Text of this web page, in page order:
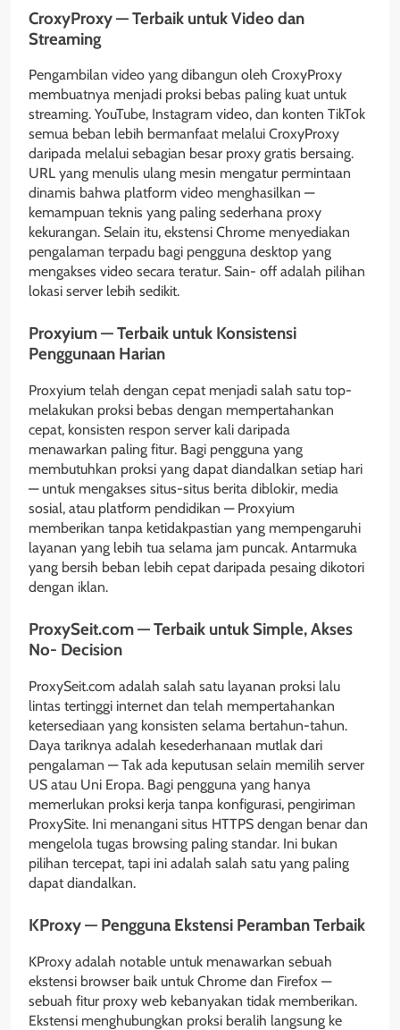
CroxyProxy — Terbaik untuk Video dan
Streaming
Pengambilan video yang dibangun oleh CroxyProxy
membuatnya menjadi proksi bebas paling kuat untuk
streaming. YouTube, Instagram video, dan konten TikTok
semua beban lebih bermanfaat melalui CroxyProxy
daripada melalui sebagian besar proxy gratis bersaing.
URL yang menulis ulang mesin mengatur permintaan
dinamis bahwa platform video menghasilkan —
kemampuan teknis yang paling sederhana proxy
kekurangan. Selain itu, ekstensi Chrome menyediakan
pengalaman terpadu bagi pengguna desktop yang
mengakses video secara teratur. Sain- off adalah pilihan
lokasi server lebih sedikit.
Proxyium — Terbaik untuk Konsistensi
Penggunaan Harian
Proxyium telah dengan cepat menjadi salah satu top-
melakukan proksi bebas dengan mempertahankan
cepat, konsisten respon server kali daripada
menawarkan paling fitur. Bagi pengguna yang
membutuhkan proksi yang dapat diandalkan setiap hari
— untuk mengakses situs-situs berita diblokir, media
sosial, atau platform pendidikan — Proxyium
memberikan tanpa ketidakpastian yang mempengaruhi
layanan yang lebih tua selama jam puncak. Antarmuka
yang bersih beban lebih cepat daripada pesaing dikotori
dengan iklan.
ProxySeit.com — Terbaik untuk Simple, Akses
No- Decision
ProxySeit.com adalah salah satu layanan proksi lalu
lintas tertinggi internet dan telah mempertahankan
ketersediaan yang konsisten selama bertahun-tahun.
Daya tariknya adalah kesederhanaan mutlak dari
pengalaman — Tak ada keputusan selain memilih server
US atau Uni Eropa. Bagi pengguna yang hanya
memerlukan proksi kerja tanpa konfigurasi, pengiriman
ProxySite. Ini menangani situs HTTPS dengan benar dan
mengelola tugas browsing paling standar. Ini bukan
pilihan tercepat, tapi ini adalah salah satu yang paling
dapat diandalkan.
KProxy — Pengguna Ekstensi Peramban Terbaik
KProxy adalah notable untuk menawarkan sebuah
ekstensi browser baik untuk Chrome dan Firefox —
sebuah fitur proxy web kebanyakan tidak memberikan.
Ekstensi menghubungkan proksi beralih langsung ke